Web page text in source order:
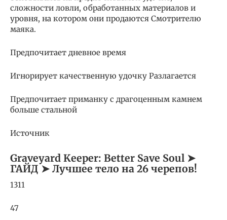
сложности ловли, обработанных материалов и
уровня, на котором они продаются Смотрителю
маяка.
Предпочитает дневное время
Игнорирует качественную удочку Разлагается
Предпочитает приманку с драгоценным камнем
больше стальной
Источник
Graveyard Keeper: Better Save Soul ➤
ГАЙД ➤ Лучшее тело на 26 черепов!
1311
47